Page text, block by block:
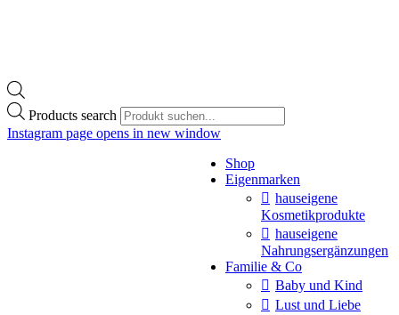
Products search
Instagram page opens in new window
Shop
Eigenmarken
hauseigene
Kosmetikprodukte
hauseigene
Nahrungsergänzungen
Familie & Co
Baby und Kind
Lust und Liebe